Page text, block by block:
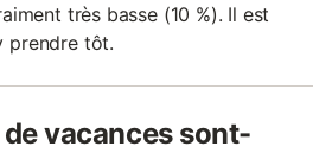
très basse (10 %). Il est
prendre tôt.
vacances sont-